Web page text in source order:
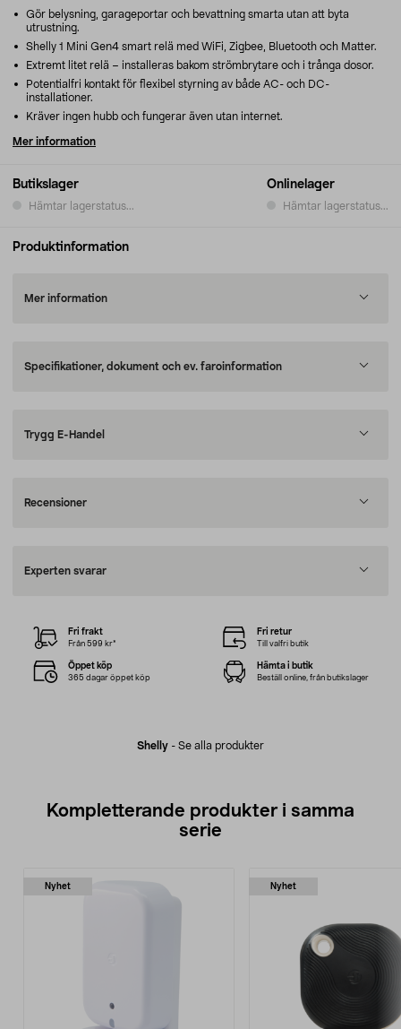
Butikslager
Hämtar lagerstatus...
Onlinelager
Hämtar lagerstatus...
Gör belysning, garageportar och bevattning smarta utan att byta
utrustning.
Shelly 1 Mini Gen4 smart relä med WiFi, Zigbee, Bluetooth och Matter.
Extremt litet relä – installeras bakom strömbrytare och i trånga dosor.
Potentialfri kontakt för flexibel styrning av både AC- och DC-
installationer.
Kräver ingen hubb och fungerar även utan internet.
Mer information
Produktinformation
Mer information
Specifikationer, dokument och ev. faroinformation
Trygg E-Handel
Recensioner
Experten svarar
Shelly - Se alla produkter
Fri frakt
Från 599 kr*
Fri retur
Till valfri butik
Öppet köp
365 dagar öppet köp
Hämta i butik
Beställ online, från butikslager
Kompletterande produkter i samma
serie
Nyhet Nyhet